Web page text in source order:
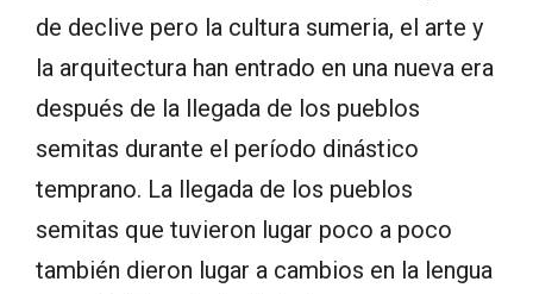
de declive pero la cultura sumeria, el arte y
la arquitectura han entrado en una nueva era
después de la llegada de los pueblos
semitas durante el período dinástico
temprano. La llegada de los pueblos
semitas que tuvieron lugar poco a poco
también dieron lugar a cambios en la lengua